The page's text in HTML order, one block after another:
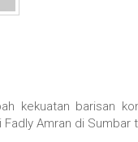
kekuatan barisan
Amran di Sumbar